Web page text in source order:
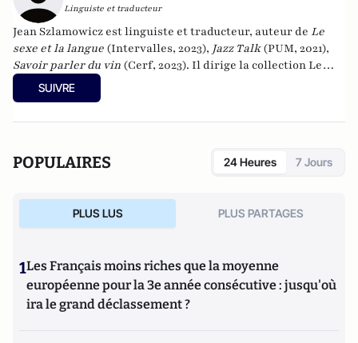
Linguiste et traducteur
Jean Szlamowicz est linguiste et traducteur, auteur de Le
sexe et la langue (Intervalles, 2023), Jazz Talk(PUM, 2021),
Savoir parler du vin (Cerf, 2023). Il dirige la collection Le
point sur les idées aux éditions Intervalles et a participé à
l’ouvrage collectif dirigé par Pierre-André Taguieff
SUIVRE
POPULAIRES 24 Heures 7 Jours
PLUS LUS PLUS PARTAGES
1Les Français moins riches que la moyenne
européenne pour la 3e année consécutive : jusqu'où
ira le grand déclassement ?